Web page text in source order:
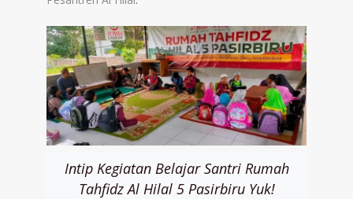
Intip Kegiatan Belajar Santri Rumah
Tahfidz Al Hilal 5 Pasirbiru Yuk!